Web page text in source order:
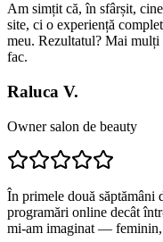
Am simțit că, în sfârșit,
site, ci o experiență
meu. Rezultatul? Mai mulți
fac.
Raluca V.
Owner salon de beauty
În primele două săptămâni
programări online decât
mi-am imaginat — feminin,